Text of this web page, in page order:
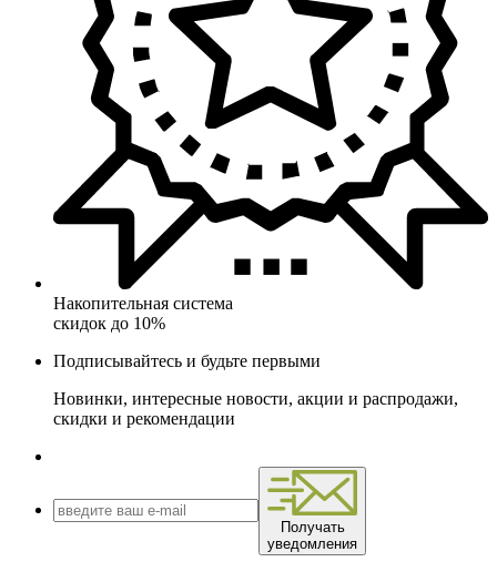
Накопительная система
скидок до 10%
Подписывайтесь и будьте первыми
Новинки, интересные новости, акции и распродажи,
скидки и рекомендации
Получать
уведомления